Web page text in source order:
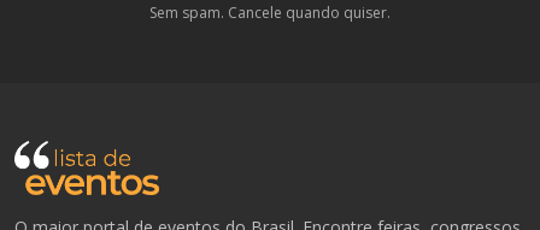
Sem spam. Cancele quando quiser.